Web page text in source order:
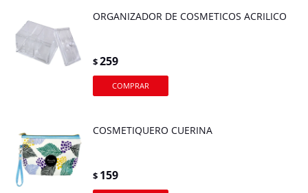
ORGANIZADOR DE COSMETICOS ACRILICO
$259
COSMETIQUERO CUERINA
$ 159